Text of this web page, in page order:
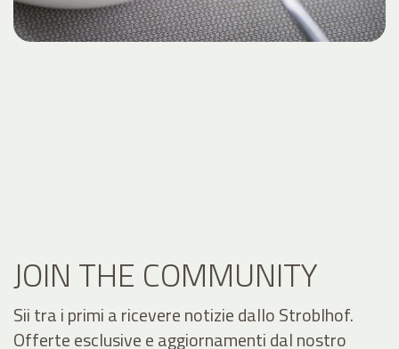
JOIN THE COMMUNITY
Sii tra i primi a ricevere notizie dallo Stroblhof.
Offerte esclusive e aggiornamenti dal nostro